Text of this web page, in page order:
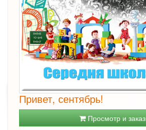
Привет, сентябрь!
Просмотр и заказ